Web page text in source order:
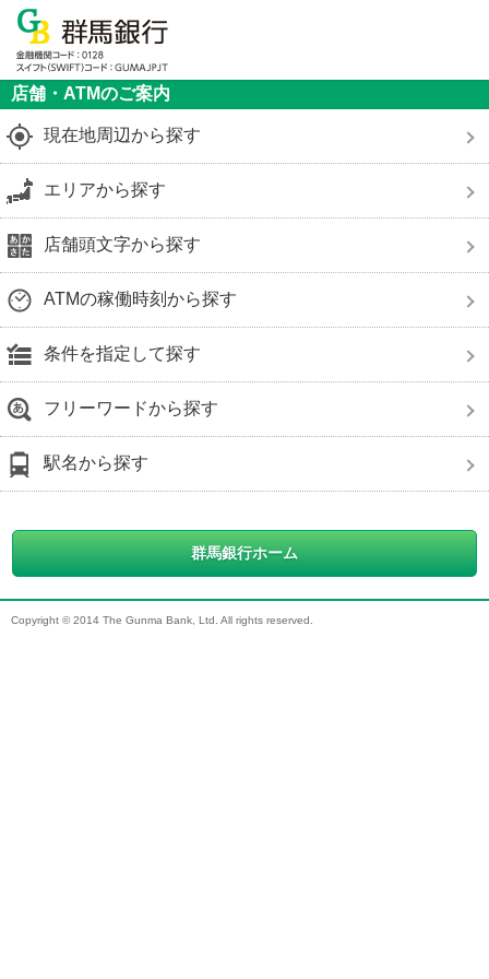
店舗・ATMのご案内
現在地周辺から探す
エリアから探す
店舗頭文字から探す
ATMの稼働時刻から探す
条件を指定して探す
フリーワードから探す
駅名から探す
群馬銀行ホーム
Copyright © 2014 The Gunma Bank, Ltd. All rights reserved.